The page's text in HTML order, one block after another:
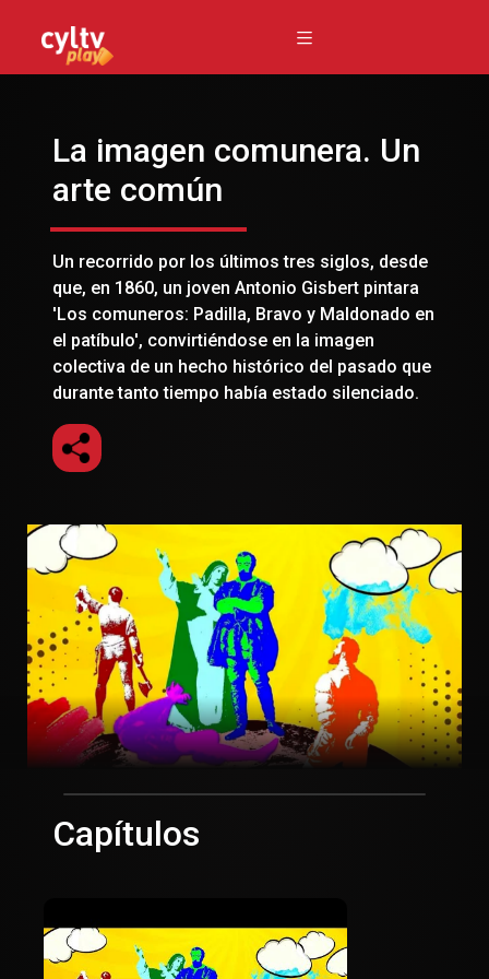
La imagen comunera. Un
arte común
Un recorrido por los últimos tres siglos, desde
que, en 1860, un joven Antonio Gisbert pintara
'Los comuneros: Padilla, Bravo y Maldonado en
el patíbulo', convirtiéndose en la imagen
colectiva de un hecho histórico del pasado que
durante tanto tiempo había estado silenciado.
Capítulos